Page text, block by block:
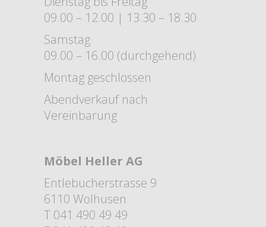
09.00 – 12.00 | 13.30 – 18.30
Samstag
09.00 – 16.00 (durchgehend)
Montag geschlossen
Abendverkauf nach
Vereinbarung
Möbel Heller AG
Entlebucherstrasse 9
6110 Wolhusen
T 041 490 49 49